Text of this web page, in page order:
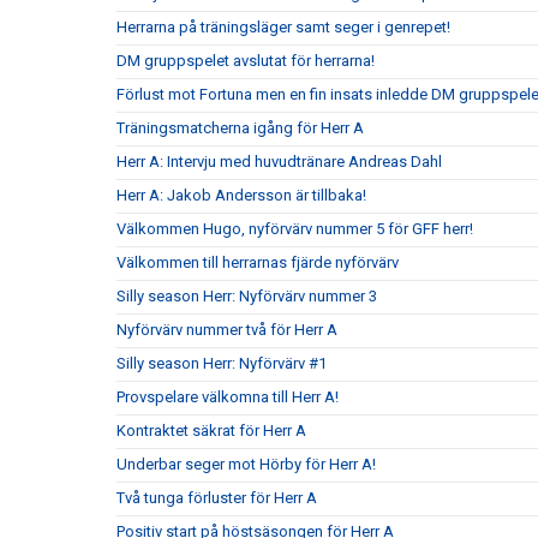
Herrarna på träningsläger samt seger i genrepet!
DM gruppspelet avslutat för herrarna!
Förlust mot Fortuna men en fin insats inledde DM
Träningsmatcherna igång för Herr A
Herr A: Intervju med huvudtränare Andreas Dahl
Herr A: Jakob Andersson är tillbaka!
Välkommen Hugo, nyförvärv nummer 5 för GFF herr!
Välkommen till herrarnas fjärde nyförvärv
Silly season Herr: Nyförvärv nummer 3
Nyförvärv nummer två för Herr A
Silly season Herr: Nyförvärv #1
Provspelare välkomna till Herr A!
Kontraktet säkrat för Herr A
Underbar seger mot Hörby för Herr A!
Två tunga förluster för Herr A
Positiv start på höstsäsongen för Herr A